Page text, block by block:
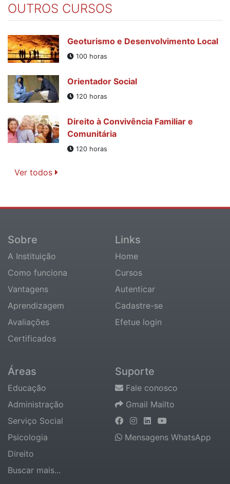
OUTROS CURSOS
Geoturismo e Desenvolvimento Local
100 horas
Orientador Social
120 horas
Direito à Convivência Familiar e
Comunitária
120 horas
Ver todos
Sobre
A Instituição
Como funciona
Vantagens
Aprendizagem
Avaliações
Certificados
Links
Home
Cursos
Autenticar
Cadastre-se
Efetue login
Áreas
Educação
Administração
Serviço Social
Psicologia
Direito
Buscar mais...
Suporte
Fale conosco
Gmail Mailto
Mensagens WhatsApp